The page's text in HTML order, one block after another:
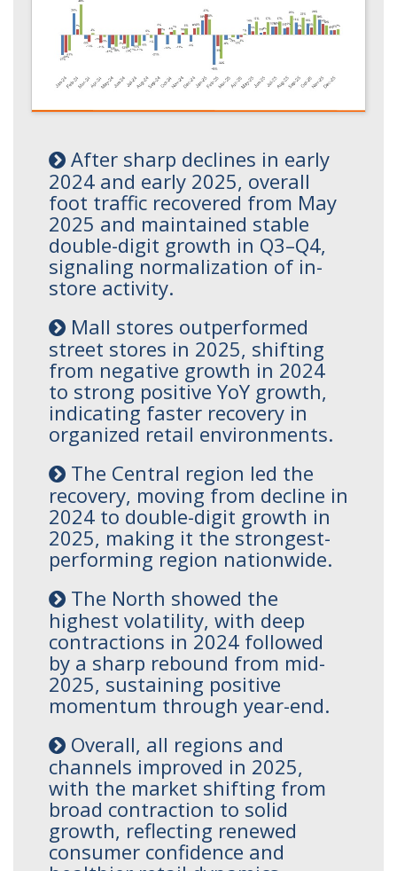
After sharp declines in early
2024 and early 2025, overall
foot traffic recovered from May
2025 and maintained stable
double-digit growth in Q3–Q4,
signaling normalization of in-
store activity.
Mall stores outperformed
street stores in 2025, shifting
from negative growth in 2024
to strong positive YoY growth,
indicating faster recovery in
organized retail environments.
The Central region led the
recovery, moving from decline in
2024 to double-digit growth in
2025, making it the strongest-
performing region nationwide.
The North showed the
highest volatility, with deep
contractions in 2024 followed
by a sharp rebound from mid-
2025, sustaining positive
momentum through year-end.
Overall, all regions and
channels improved in 2025,
with the market shifting from
broad contraction to solid
growth, reflecting renewed
consumer confidence and